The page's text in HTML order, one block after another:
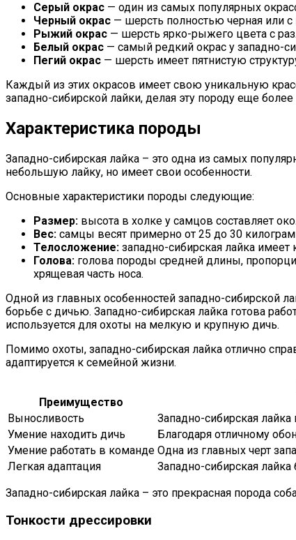
Серый окрас — один из самых популярных
Черный окрас — шерсть полностью черная или
Рыжий окрас — шерсть ярко-рыжего цвета с
Белый окрас — самый редкий окрас у западно-
Пегий окрас — шерсть имеет пятнистую
Каждый из этих окрасов имеет свою уникальную
западно-сибирской лайки, делая эту породу еще
Характеристика породы
Западно-сибирская лайка – это одна из самых
небольшую лайку, но имеет свои особенности.
Основные характеристики породы следующие:
Размер: высота в холке у самцов составляет
Вес: самцы весят примерно от 25 до 30
Телосложение: западно-сибирская лайка
Голова: голова породы средней длины,
хрящевая часть носа.
Одной из главных особенностей западно-сибирской
борьбе с дичью. Западно-сибирская лайка готова
используется для охоты на мелкую и крупную дичь.
Помимо охоты, западно-сибирская лайка отлично
адаптируется к семейной жизни.
Преимущество
Выносливость
Западно-сибирская
Умение находить дичь
Благодаря отличному
Умение работать в команде Одна из главных черт
Легкая адаптация
Западно-сибирская
Западно-сибирская лайка – это прекрасная порода
Тонкости дрессировки